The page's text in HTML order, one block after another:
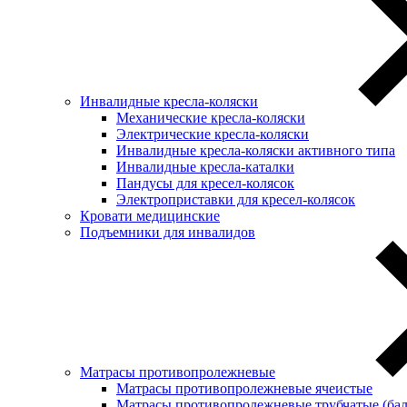
Инвалидные кресла-коляски
Механические кресла-коляски
Электрические кресла-коляски
Инвалидные кресла-коляски активного типа
Инвалидные кресла-каталки
Пандусы для кресел-колясок
Электроприставки для кресел-колясок
Кровати медицинские
Подъемники для инвалидов
Матрасы противопролежневые
Матрасы противопролежневые ячеистые